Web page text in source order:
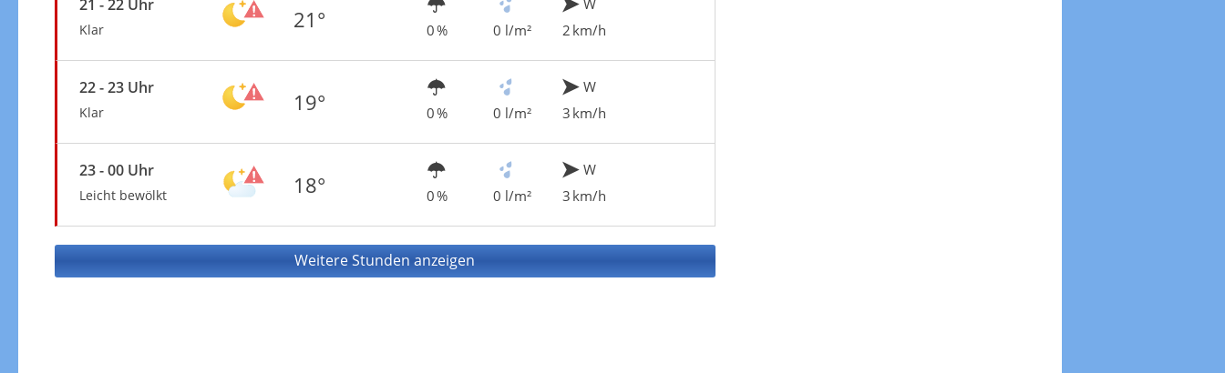
21 - 22 Uhr
Klar 21° 0 % 0 l/m²
2 km/h
22 - 23 Uhr
Klar 19° 0 % 0 l/m²
W
3 km/h
23 - 00 Uhr
Leicht bewölkt 18° 0 % 0 l/m²
W
3 km/h
Weitere Stunden anzeigen